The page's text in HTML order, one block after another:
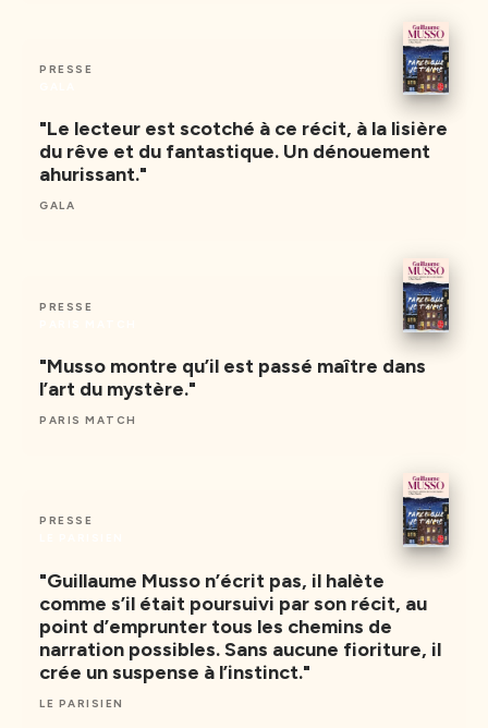
PRESSE
"Le lecteur est scotché à ce récit, à la lisière
du rêve et du fantastique. Un dénouement
ahurissant."
GALA
PRESSE
"Musso montre qu’il est passé maître dans
l’art du mystère."
PARIS MATCH
PRESSE
"Guillaume Musso n’écrit pas, il halète
comme s’il était poursuivi par son récit, au
point d’emprunter tous les chemins de
narration possibles. Sans aucune fioriture, il
crée un suspense à l’instinct."
LE PARISIEN